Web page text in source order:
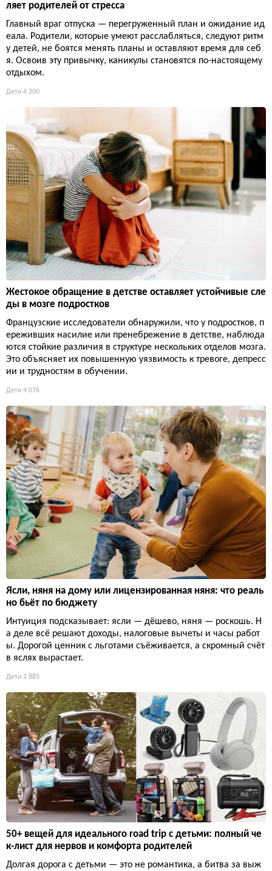
ляет родителей от стресса
Главный враг отпуска — перегруженный план и ожидание ид
еала. Родители, которые умеют расслабляться, следуют ритм
у детей, не боятся менять планы и оставляют время для себ
я. Освоив эту привычку, каникулы становятся по-настоящему
отдыхом.
Дети 4 200
Жестокое обращение в детстве оставляет устойчивые сле
ды в мозге подростков
Французские исследователи обнаружили, что у подростков, п
ереживших насилие или пренебрежение в детстве, наблюда
ются стойкие различия в структуре нескольких отделов мозга.
Это объясняет их повышенную уязвимость к тревоге, депресс
ии и трудностям в обучении.
Дети 4 076
Ясли, няня на дому или лицензированная няня: что реаль
но бьёт по бюджету
Интуиция подсказывает: ясли — дёшево, няня — роскошь. Н
а деле всё решают доходы, налоговые вычеты и часы работ
ы. Дорогой ценник с льготами съёживается, а скромный счёт
в яслях вырастает.
Дети 2 885
50+ вещей для идеального road trip с детьми: полный че
к-лист для нервов и комфорта родителей
Долгая дорога с детьми — это не романтика, а битва за выж